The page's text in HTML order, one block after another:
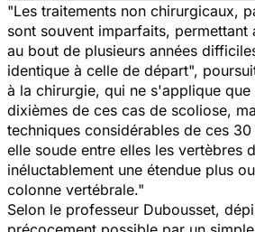
"Les traitements non chirurgicaux,
sont souvent imparfaits,
au bout de plusieurs années
identique à celle de départ",
à la chirurgie, qui ne s'applique que
dixièmes de ces cas de scoliose,
techniques considérables de ces 30
elle soude entre elles les vertèbres
inéluctablement une étendue plus
colonne vertébrale."
Selon le professeur Dubousset,